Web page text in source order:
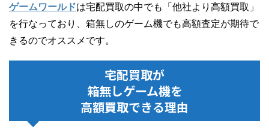
ゲームワールドは宅配買取の中でも「他社より高額買取」
を行なっており、箱無しのゲーム機でも高額査定が期待で
きるのでオススメです。
宅配買取が
箱無しゲーム機を
高額買取できる理由